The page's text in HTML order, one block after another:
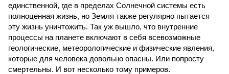
единственной, где в пределах Солнечной системы есть
полноценная жизнь, но Земля также регулярно пытается
эту жизнь уничтожить. Так уж вышло, что внутренние
процессы на планете включают в себя всевозможные
геологические, метеорологические и физические явления,
которые для человека довольно опасны. Или попросту
смертельны. И вот несколько тому примеров.